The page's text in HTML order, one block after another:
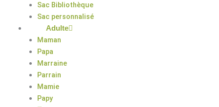
Sac Bibliothèque
Sac personnalisé
Adulte
Maman
Papa
Marraine
Parrain
Mamie
Papy